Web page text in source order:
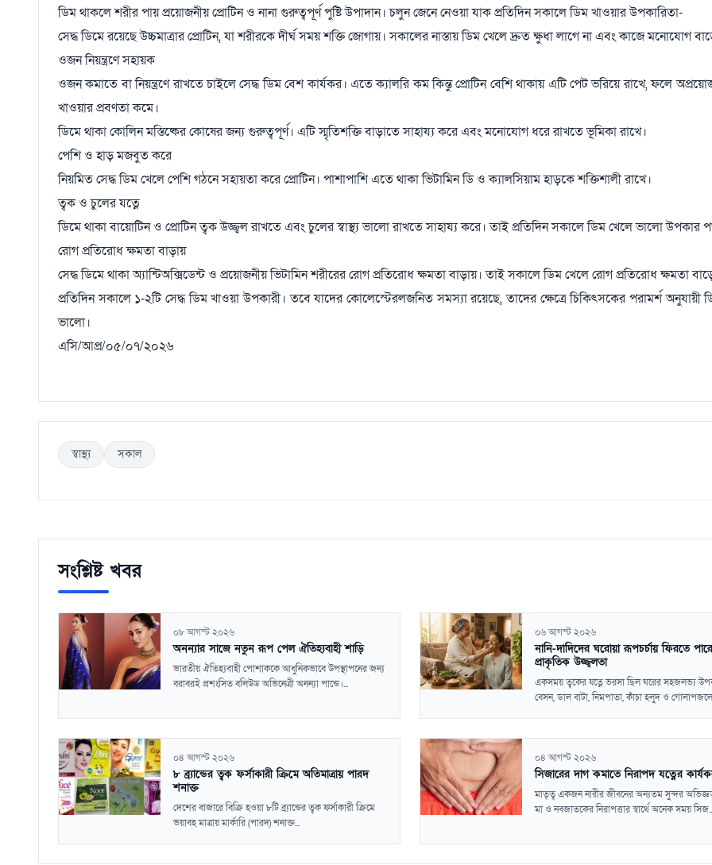
ডিম থাকলে শরীর পায় প্রয়োজনীয় প্রোটিন ও নানা গুরুত্বপূর্ণ পুষ্টি উপাদান। চলুন জেনে নেওয়া যাক প্রতিদিন সকালে ডিম খাওয়ার উপকারিতা-
সেদ্ধ ডিমে রয়েছে উচ্চমাত্রার প্রোটিন, যা শরীরকে দীর্ঘ সময় শক্তি জোগায়। সকালের নাস্তায় ডিম খেলে দ্রুত ক্ষুধা লাগে না এবং কাজে মনোযোগ
ওজন নিয়ন্ত্রণে সহায়ক
ওজন কমাতে বা নিয়ন্ত্রণে রাখতে চাইলে সেদ্ধ ডিম বেশ কার্যকর। এতে ক্যালরি কম কিন্তু প্রোটিন বেশি থাকায় এটি পেট ভরিয়ে রাখে, ফলে
খাওয়ার প্রবণতা কমে।
ডিমে থাকা কোলিন মস্তিষ্কের কোষের জন্য গুরুত্বপূর্ণ। এটি স্মৃতিশক্তি বাড়াতে সাহায্য করে এবং মনোযোগ ধরে রাখতে ভূমিকা রাখে।
পেশি ও হাড় মজবুত করে
নিয়মিত সেদ্ধ ডিম খেলে পেশি গঠনে সহায়তা করে প্রোটিন। পাশাপাশি এতে থাকা ভিটামিন ডি ও ক্যালসিয়াম হাড়কে শক্তিশালী রাখে।
ত্বক ও চুলের যত্নে
ডিমে থাকা বায়োটিন ও প্রোটিন ত্বক উজ্জ্বল রাখতে এবং চুলের স্বাস্থ্য ভালো রাখতে সাহায্য করে। তাই প্রতিদিন সকালে ডিম খেলে ভালো উপকার
রোগ প্রতিরোধ ক্ষমতা বাড়ায়
সেদ্ধ ডিমে থাকা অ্যান্টিঅক্সিডেন্ট ও প্রয়োজনীয় ভিটামিন শরীরের রোগ প্রতিরোধ ক্ষমতা বাড়ায়। তাই সকালে ডিম খেলে রোগ প্রতিরোধ ক্ষমতা
প্রতিদিন সকালে ১-২টি সেদ্ধ ডিম খাওয়া উপকারী। তবে যাদের কোলেস্টেরলজনিত সমস্যা রয়েছে, তাদের ক্ষেত্রে চিকিৎসকের পরামর্শ অনুযায়ী
ভালো।
এসি/আপ্র/০৫/০৭/২০২৬
স্বাস্থ্য সকাল
সংশ্লিষ্ট খবর
০৮ আগস্ট ২০২৬
অনন্যার সাজে নতুন রূপ পেল ঐতিহ্যবাহী শাড়ি
ভারতীয় ঐতিহ্যবাহী পোশাককে আধুনিকভাবে উপস্থাপনের জন্য
বরাবরই প্রশংসিত বলিউড অভিনেত্রী অনন্যা পান্ডে।...
০৬ আগস্ট ২০২৬
নানি-দাদিদের ঘরোয়া রূপচর্চায় ফিরতে
প্রাকৃতিক উজ্জ্বলতা
একসময় ত্বকের যত্নে ভরসা ছিল ঘরের সহজলভ্য
বেসন, ডাল বাটা, নিমপাতা, কাঁচা হলুদ ও
০৪ আগস্ট ২০২৬
৮ ব্র্যান্ডের ত্বক ফর্সাকারী ক্রিমে অতিমাত্রায় পারদ
শনাক্ত
দেশের বাজারে বিক্রি হওয়া ৮টি ব্র্যান্ডের ত্বক ফর্সাকারী ক্রিমে
ভয়াবহ মাত্রায় মার্কারি (পারদ) শনাক্ত...
০৪ আগস্ট ২০২৬
সিজারের দাগ কমাতে নিরাপদ যত্নের
মাতৃত্ব একজন নারীর জীবনের অন্যতম সুন্দর
মা ও নবজাতকের নিরাপত্তার স্বার্থে অনেক সময়